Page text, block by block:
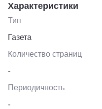
Характеристики
Тип
Газета
Количество страниц
-
Периодичность
-